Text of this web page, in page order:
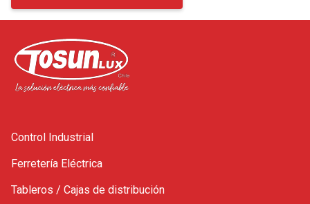
Control Industrial
Ferretería Eléctrica
Tableros / Cajas de distribución